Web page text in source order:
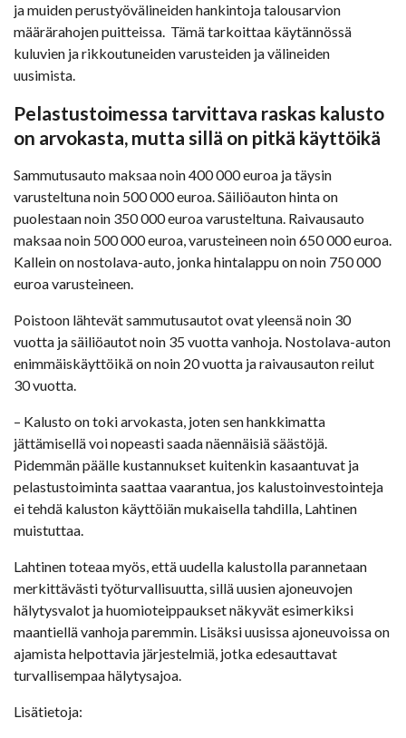
ja muiden perustyövälineiden hankintoja talousarvion
määrärahojen puitteissa. Tämä tarkoittaa käytännössä
kuluvien ja rikkoutuneiden varusteiden ja välineiden
uusimista.
Pelastustoimessa tarvittava raskas kalusto
on arvokasta, mutta sillä on pitkä käyttöikä
Sammutusauto maksaa noin 400 000 euroa ja täysin
varusteltuna noin 500 000 euroa. Säiliöauton hinta on
puolestaan noin 350 000 euroa varusteltuna. Raivausauto
maksaa noin 500 000 euroa, varusteineen noin 650 000 euroa.
Kallein on nostolava-auto, jonka hintalappu on noin 750 000
euroa varusteineen.
Poistoon lähtevät sammutusautot ovat yleensä noin 30
vuotta ja säiliöautot noin 35 vuotta vanhoja. Nostolava-auton
enimmäiskäyttöikä on noin 20 vuotta ja raivausauton reilut
30 vuotta.
– Kalusto on toki arvokasta, joten sen hankkimatta
jättämisellä voi nopeasti saada näennäisiä säästöjä.
Pidemmän päälle kustannukset kuitenkin kasaantuvat ja
pelastustoiminta saattaa vaarantua, jos kalustoinvestointeja
ei tehdä kaluston käyttöiän mukaisella tahdilla, Lahtinen
muistuttaa.
Lahtinen toteaa myös, että uudella kalustolla parannetaan
merkittävästi työturvallisuutta, sillä uusien ajoneuvojen
hälytysvalot ja huomioteippaukset näkyvät esimerkiksi
maantiellä vanhoja paremmin. Lisäksi uusissa ajoneuvoissa on
ajamista helpottavia järjestelmiä, jotka edesauttavat
turvallisempaa hälytysajoa.
Lisätietoja: